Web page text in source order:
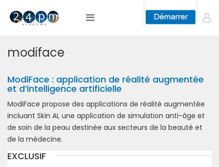
modiface
ModiFace : application de réalité augmentée
et d’intelligence artificielle
ModiFace propose des applications de réalité augmentée
incluant Skin AI, une application de simulation anti-âge et
de soin de la peau destinée aux secteurs de la beauté et
de la médecine.
EXCLUSIF